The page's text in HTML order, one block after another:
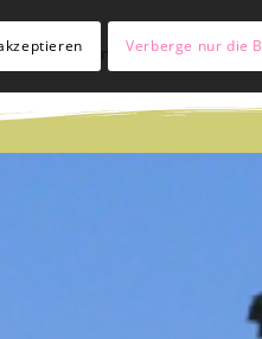
Hülßianer werdenVerberge nur die